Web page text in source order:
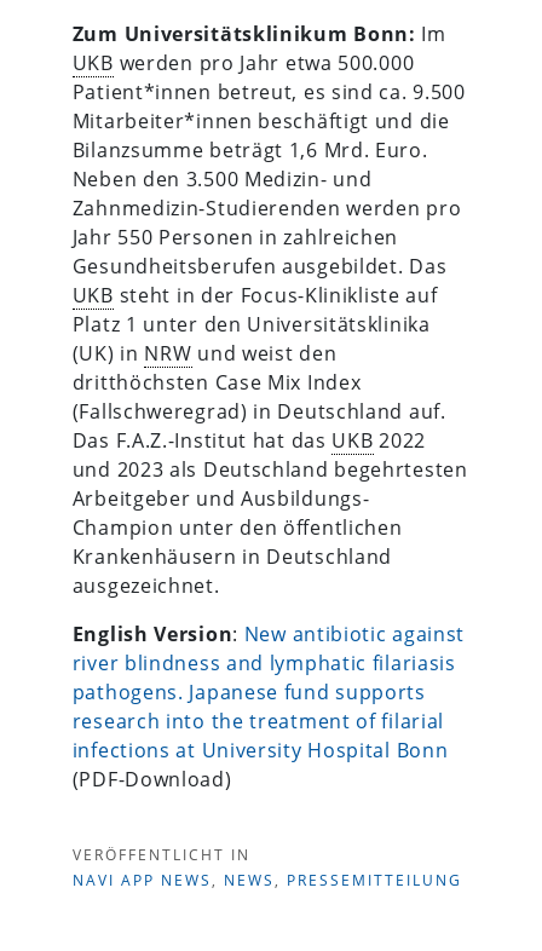
Zum Universitätsklinikum Bonn: Im
UKB werden pro Jahr etwa 500.000
Patient*innen betreut, es sind ca. 9.500
Mitarbeiter*innen beschäftigt und die
Bilanzsumme beträgt 1,6 Mrd. Euro.
Neben den 3.500 Medizin- und
Zahnmedizin-Studierenden werden pro
Jahr 550 Personen in zahlreichen
Gesundheitsberufen ausgebildet. Das
UKB steht in der Focus-Klinikliste auf
Platz 1 unter den Universitätsklinika
(UK) in NRW und weist den
dritthöchsten Case Mix Index
(Fallschweregrad) in Deutschland auf.
Das F.A.Z.-Institut hat das UKB 2022
und 2023 als Deutschland begehrtesten
Arbeitgeber und Ausbildungs-
Champion unter den öffentlichen
Krankenhäusern in Deutschland
ausgezeichnet.
English Version: New antibiotic against
river blindness and lymphatic filariasis
pathogens. Japanese fund supports
research into the treatment of filarial
infections at University Hospital Bonn
(PDF-Download)
VERÖFFENTLICHT IN
NAVI APP NEWS , NEWS , PRESSEMITTEILUNG